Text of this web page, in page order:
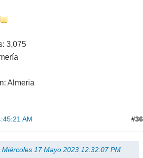
3,075
Almeria
AM #36
17 Mayo 2023 12:32:07 PM